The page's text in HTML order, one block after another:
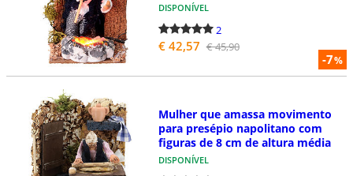
-7%
DISPONÍVEL
2
€ 42,57 € 45,90
Mulher que amassa movimento
para presépio napolitano com
figuras de 8 cm de altura média
DISPONÍVEL